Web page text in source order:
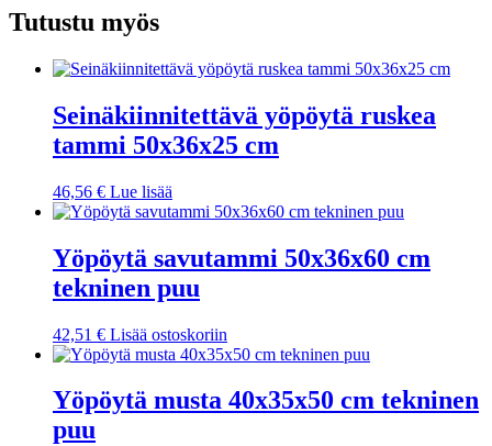
Tutustu myös
Seinäkiinnitettävä yöpöytä ruskea
tammi 50x36x25 cm
46,56 € Lue lisää
Yöpöytä savutammi 50x36x60 cm
tekninen puu
42,51 € Lisää ostoskoriin
Yöpöytä musta 40x35x50 cm tekninen
puu